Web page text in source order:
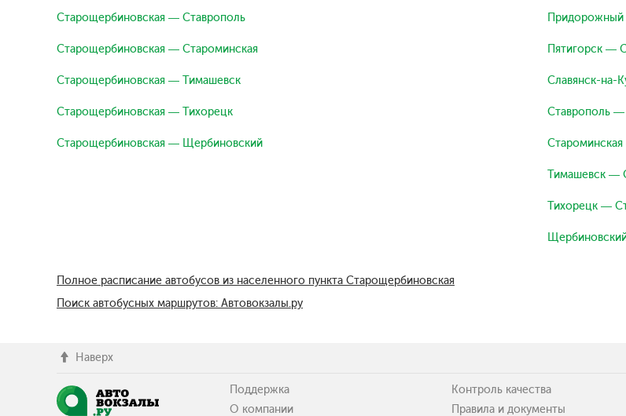
Старощербиновская — Ставрополь
Старощербиновская — Староминская
Старощербиновская — Тимашевск
Старощербиновская — Тихорецк
Старощербиновская — Щербиновский
Пятигорск —
Славянск-на-
Ставрополь —
Тимашевск —
Тихорецк —
Полное расписание автобусов из населенного пункта Старощербиновская
Поиск автобусных маршрутов: Автовокзалы.ру
Наверх
Поддержка
О компании
Контроль качества
Правила и документы